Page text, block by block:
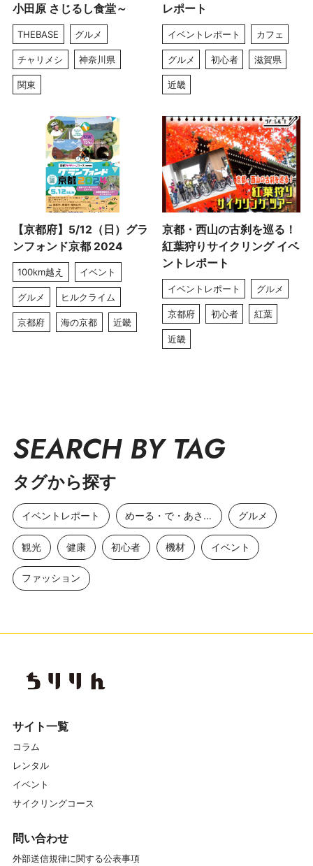
小田原 さじるし食堂～
THEBASE グルメ
チャリメシ 神奈川県
関東
レポート
イベントレポート カフェ
グルメ 初心者 滋賀県
近畿
【京都府】5/12（日）グラ
ンフォンド京都 2024
100km越え イベント
グルメ ヒルクライム
京都府 海の京都 近畿
京都・西山の古刹を巡る！
紅葉狩りサイクリング イベ
ントレポート
イベントレポート グルメ
京都府 初心者 紅葉
近畿
SEARCH BY TAG
タグから探す
イベントレポート めーる・で・あさひ グルメ
観光 健康 初心者 機材 イベント
ファッション
サイト一覧
コラム
レンタル
イベント
サイクリングコース
問い合わせ
外部送信規律に関する公表事項